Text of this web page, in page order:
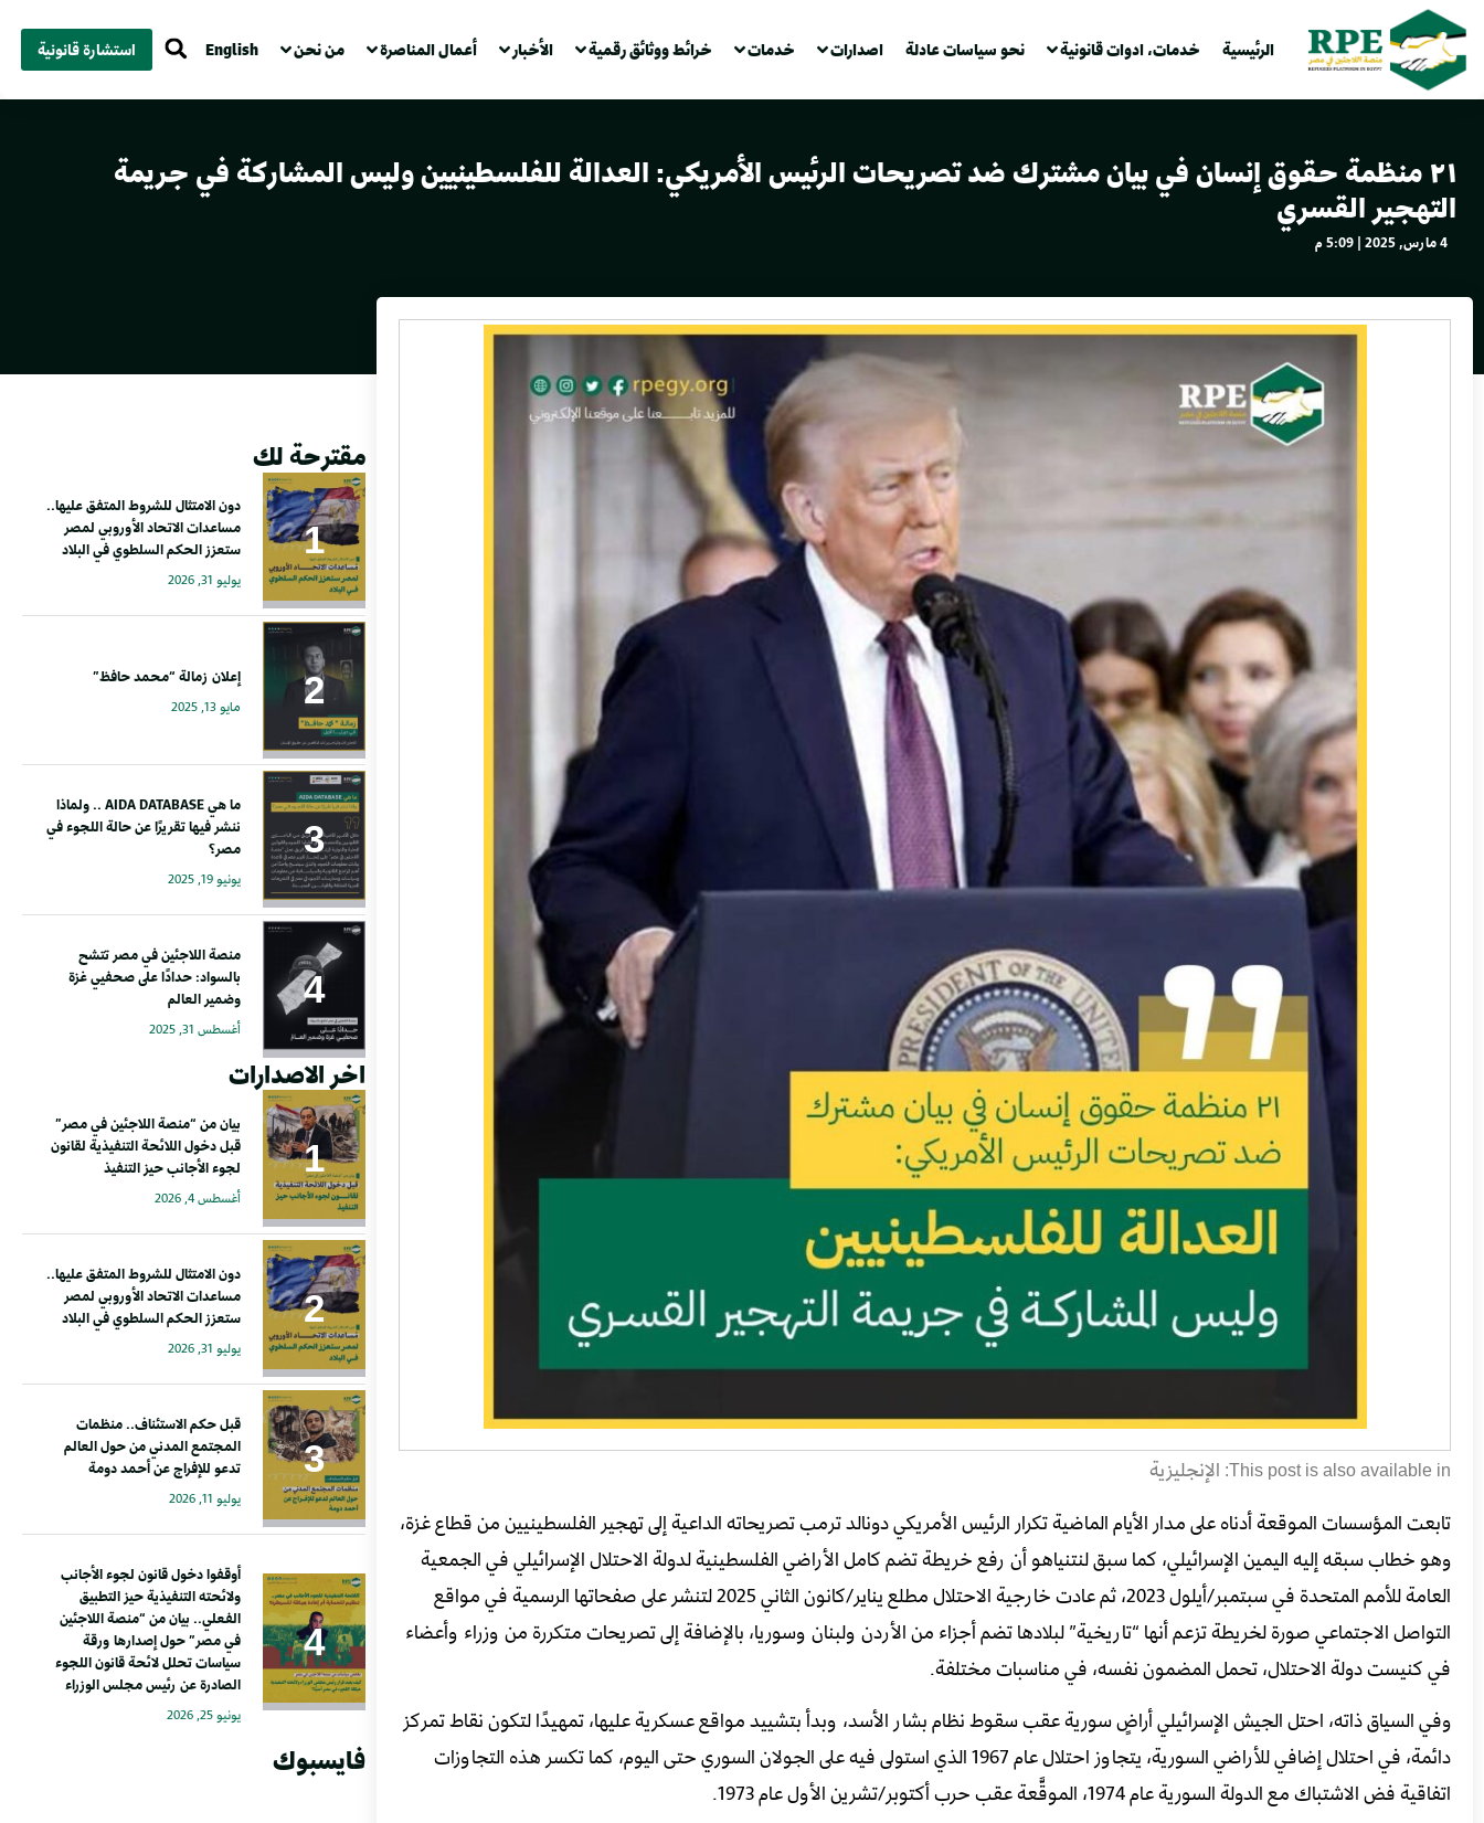
الرئيسية خدمات، ادوات قانونية نحو سياسات عادلة اصدارات خدمات خرائط ووثائق رقمية الأخبار أعمال المناصرة من نحن English استشارة قانونية
٢١ منظمة حقوق إنسان في بيان مشترك ضد تصريحات الرئيس الأمريكي: العدالة للفلسطينيين وليس المشاركة في جريمة
التهجير القسري
4 مارس, 2025 | 5:09 م
This post is also available in: الإنجليزية
تابعت المؤسسات الموقعة أدناه على مدار الأيام الماضية تكرار الرئيس الأمريكي دونالد ترمب تصريحاته الداعية إلى تهجير الفلسطينيين من قطاع غزة،
وهو خطاب سبقه إليه اليمين الإسرائيلي، كما سبق لنتنياهو أن رفع خريطة تضم كامل الأراضي الفلسطينية لدولة الاحتلال الإسرائيلي في الجمعية
العامة للأمم المتحدة في سبتمبر/أيلول 2023، ثم عادت خارجية الاحتلال مطلع يناير/كانون الثاني 2025 لتنشر على صفحاتها الرسمية في مواقع
التواصل الاجتماعي صورة لخريطة تزعم أنها “تاريخية” لبلادها تضم أجزاء من الأردن ولبنان وسوريا، بالإضافة إلى تصريحات متكررة من وزراء وأعضاء
في كنيست دولة الاحتلال، تحمل المضمون نفسه، في مناسبات مختلفة.
وفي السياق ذاته، احتل الجيش الإسرائيلي أراضٍ سورية عقب سقوط نظام بشار الأسد، وبدأ بتشييد مواقع عسكرية عليها، تمهيدًا لتكون نقاط تمركز
دائمة، في احتلال إضافي للأراضي السورية، يتجاوز احتلال عام 1967 الذي استولى فيه على الجولان السوري حتى اليوم، كما تكسر هذه التجاوزات
اتفاقية فض الاشتباك مع الدولة السورية عام 1974، الموقَّعة عقب حرب أكتوبر/تشرين الأول عام 1973.
مقترحة لك
دون الامتثال للشروط المتفق عليها..
مساعدات الاتحاد الأوروبي لمصر
ستعزز الحكم السلطوي في البلاد
يوليو 31, 2026
إعلان زمالة “محمد حافظ”
مايو 13, 2025
ما هي AIDA DATABASE .. ولماذا
ننشر فيها تقريرًا عن حالة اللجوء في
مصر؟
يونيو 19, 2025
منصة اللاجئين في مصر تتشح
بالسواد: حدادًا على صحفيي غزة
وضمير العالم
أغسطس 31, 2025
اخر الاصدارات
بيان من “منصة اللاجئين في مصر”
قبل دخول اللائحة التنفيذية لقانون
لجوء الأجانب حيز التنفيذ
أغسطس 4, 2026
دون الامتثال للشروط المتفق عليها..
مساعدات الاتحاد الأوروبي لمصر
ستعزز الحكم السلطوي في البلاد
يوليو 31, 2026
قبل حكم الاستئناف.. منظمات
المجتمع المدني من حول العالم
تدعو للإفراج عن أحمد دومة
يوليو 11, 2026
أوقفوا دخول قانون لجوء الأجانب
ولائحته التنفيذية حيز التطبيق
الفعلي.. بيان من “منصة اللاجئين
في مصر” حول إصدارها ورقة
سياسات تحلل لائحة قانون اللجوء
الصادرة عن رئيس مجلس الوزراء
يونيو 25, 2026
فايسبوك